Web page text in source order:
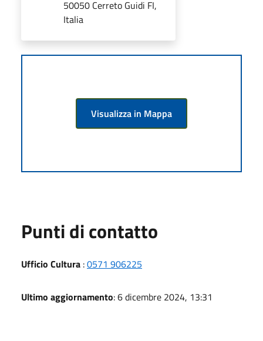
50050 Cerreto Guidi FI,
Italia
Visualizza in Mappa
Punti di contatto
Ufficio Cultura :0571 906225
Ultimo aggiornamento: 6 dicembre 2024, 13:31